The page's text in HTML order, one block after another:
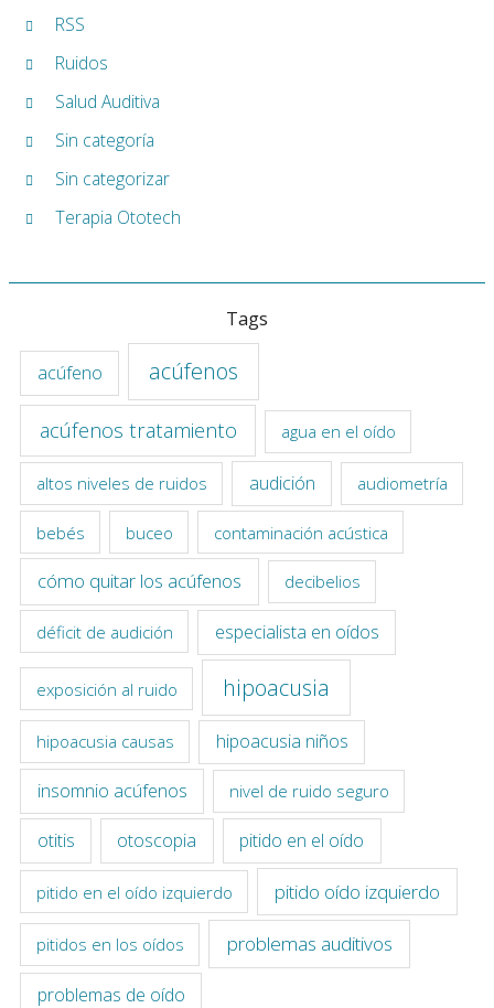
RSS
Ruidos
Salud Auditiva
Sin categoría
Sin categorizar
Terapia Ototech
Tags
acúfeno acúfenos
acúfenos tratamiento agua en el oído
altos niveles de ruidos audición audiometría
bebés buceo contaminación acústica
cómo quitar los acúfenos decibelios
déficit de audición especialista en oídos
exposición al ruido hipoacusia
hipoacusia causas hipoacusia niños
insomnio acúfenos nivel de ruido seguro
otitis otoscopia pitido en el oído
pitido en el oído izquierdo pitido oído izquierdo
pitidos en los oídos problemas auditivos
problemas de oído